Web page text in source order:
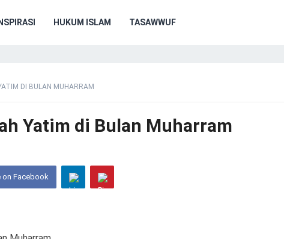
INSPIRASI HUKUM ISLAM TASAWWUF
DI BULAN MUHARRAM
Yatim di Bulan Muharram
on Facebook